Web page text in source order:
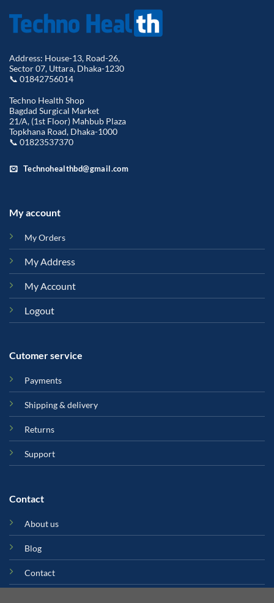
Address: House-13, Road-26,
Sector 07, Uttara, Dhaka-1230
📞 01842756014
Techno Health Shop
Bagdad Surgical Market
21/A, (1st Floor) Mahbub Plaza
Topkhana Road, Dhaka-1000
📞 01823537370
Technohealthbd@gmail.com
My account
My Orders
My Address
My Account
Logout
Cutomer service
Payments
Shipping & delivery
Returns
Support
Contact
About us
Blog
Contact